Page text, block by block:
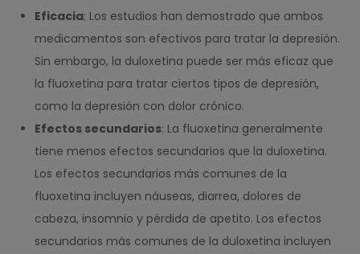
Eficacia: Los estudios han demostrado que ambos
medicamentos son efectivos para tratar la depresión.
Sin embargo, la duloxetina puede ser más eficaz que
la fluoxetina para tratar ciertos tipos de depresión,
como la depresión con dolor crónico.
Efectos secundarios: La fluoxetina generalmente
tiene menos efectos secundarios que la duloxetina.
Los efectos secundarios más comunes de la
fluoxetina incluyen náuseas, diarrea, dolores de
cabeza, insomnio y pérdida de apetito. Los efectos
secundarios más comunes de la duloxetina incluyen